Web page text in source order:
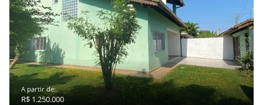
A partir de:
R$ 1.250.000